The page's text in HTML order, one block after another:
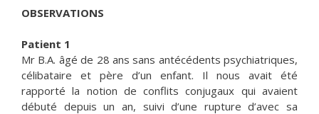
OBSERVATIONS
Patient 1
Mr B.A. âgé de 28 ans sans antécédents psychiatriques,
célibataire et père d’un enfant. Il nous avait été
rapporté la notion de conflits conjugaux qui avaient
débuté depuis un an, suivi d’une rupture d’avec sa